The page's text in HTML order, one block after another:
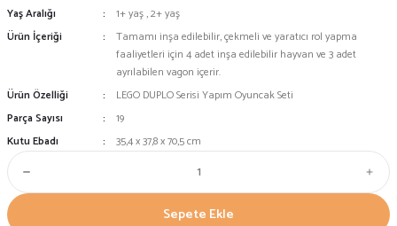
Yaş Aralığı
1+ yaş,2+ yaş
Ürün İçeriği
Tamamı inşa edilebilir, çekmeli ve yaratıcı rol yapma
faaliyetleri için 4 adet inşa edilebilir hayvan ve 3 adet
ayrılabilen vagon içerir.
Ürün Özelliği
LEGO DUPLO Serisi Yapım Oyuncak Seti
Parça Sayısı
19
Kutu Ebadı
35,4 x 37,8 x 70,5 cm
Sepete Ekle